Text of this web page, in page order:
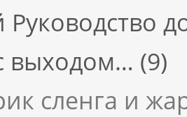
Руководство
выходом… (9)
сленга и